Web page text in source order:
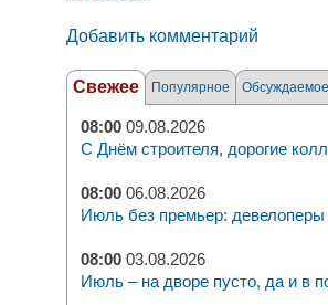
Добавить комментарий
Свежее Популярное Обсуждаемое
08:00 09.08.2026
С Днём строителя, дорогие
08:00 06.08.2026
Июль без премьер: девелоперы
08:00 03.08.2026
Июль – на дворе пусто, да и в